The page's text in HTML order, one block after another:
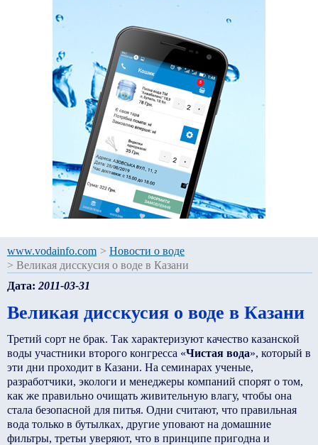
www.vodainfo.com > Новости о воде
> Великая дисскусия о воде в Казани
Дата: 2011-03-31
Великая дисскусия о воде в Казани
Третий сорт не брак. Так характеризуют качество казанской
воды участники второго конгресса «Чистая вода», который в
эти дни проходит в Казани. На семинарах ученые,
разработчики, экологи и менеджеры компаний спорят о том,
как же правильно очищать живительную влагу, чтобы она
стала безопасной для питья. Одни считают, что правильная
вода только в бутылках, другие уповают на домашние
фильтры, третьи уверяют, что в принципе пригодна и